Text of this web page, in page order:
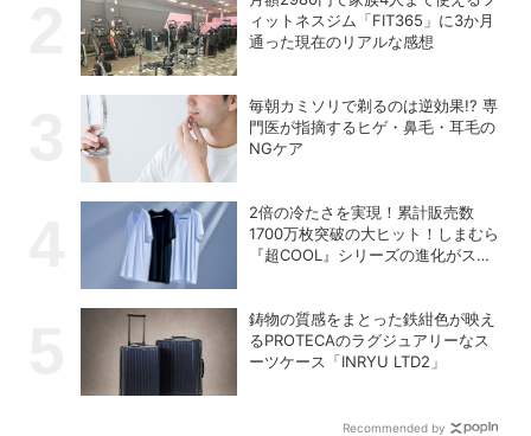
ィットネスジム「FIT365」に3か月
通った現在のリアルな感想
毎朝カミソリで剃るのは逆効果!? 専
門医が指摘するヒゲ・鼻毛・耳毛の
NGケア
2倍の冷たさを実現！累計販売数
1700万枚突破の大ヒット！しまむら
『超COOL』シリーズの進化がスゴ
鋳物の質感をまとった鉄紺色が映え
るPROTECAのラグジュアリーなス
ーツケース「INRYU LTD2」
Recommended by